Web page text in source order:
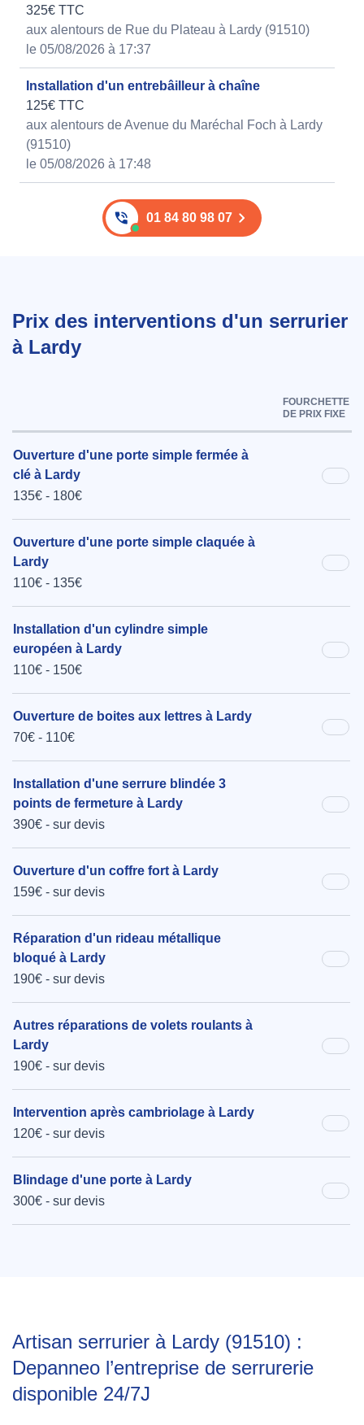
325€ TTC
aux alentours de Rue du Plateau à Lardy (91510)
le 05/08/2026 à 17:37
Installation d'un entrebâilleur à chaîne
125€ TTC
aux alentours de Avenue du Maréchal Foch à Lardy
(91510)
le 05/08/2026 à 17:48
01 84 80 98 07
Prix des interventions d'un serrurier
à Lardy
FOURCHETTE
DE PRIX FIXE
Ouverture d'une porte simple fermée à
clé à Lardy
135€ - 180€
Ouverture d'une porte simple claquée à
Lardy
110€ - 135€
Installation d'un cylindre simple
européen à Lardy
110€ - 150€
Ouverture de boites aux lettres à Lardy
70€ - 110€
Installation d'une serrure blindée 3
points de fermeture à Lardy
390€ - sur devis
Ouverture d'un coffre fort à Lardy
159€ - sur devis
Réparation d'un rideau métallique
bloqué à Lardy
190€ - sur devis
Autres réparations de volets roulants à
Lardy
190€ - sur devis
Intervention après cambriolage à Lardy
120€ - sur devis
Blindage d'une porte à Lardy
300€ - sur devis
Artisan serrurier à Lardy (91510) :
Depanneo l’entreprise de serrurerie
disponible 24/7J